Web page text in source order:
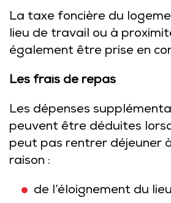
La taxe foncière du
lieu de travail ou à
également être prise en
Les frais de repas
Les dépenses
peuvent être déduites
peut pas rentrer déjeuner
raison :
de l’éloignement du